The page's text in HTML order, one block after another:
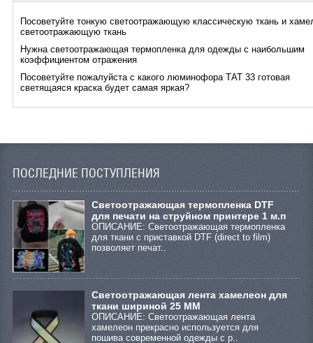
Посоветуйте тонкую светоотражающую классическую ткань и
светоотражающую ткань
Нужна светоотражающая термопленка для одежды с наибольшим
коэффициентом отражения
Посоветуйте пожалуйста с какого люминофора ТАТ 33 готовая
светящаяся краска будет самая яркая?
ПОСЛЕДНИЕ ПОСТУПЛЕНИЯ
Cветоотражающая термопленка DTF
для печати на струйном принтере 1 м.п
ОПИСАНИЕ: Светоотражающая термопленка
для ткани с приставкой DTF (direct to film)
позволяет печат..
Светоотражающая лента хамелеон для
ткани шириной 25 ММ
ОПИСАНИЕ: Светоотражающая лента
хамелеон прекрасно используется для
пошива современной одежды с р..